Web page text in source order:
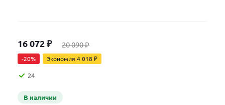
16 072₽ 20 090₽
-20% Экономия 4 018 ₽
24
В наличии